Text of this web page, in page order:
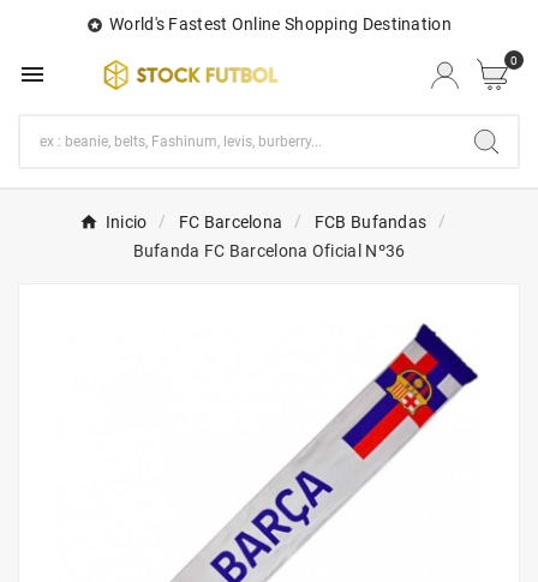
 World's Fastest Online Shopping Destination
 0
Inicio FC Barcelona
FCB Bufandas
Bufanda FC Barcelona Oficial Nº36